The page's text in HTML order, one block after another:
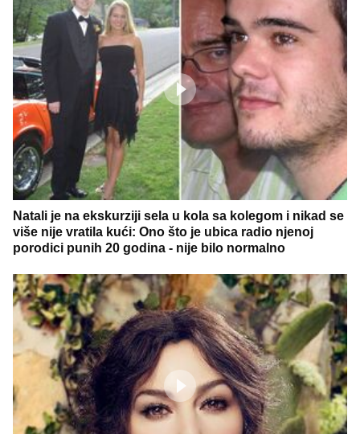
Natali je na ekskurziji sela u kola sa kolegom i nikad se
više nije vratila kući: Ono što je ubica radio njenoj
porodici punih 20 godina - nije bilo normalno